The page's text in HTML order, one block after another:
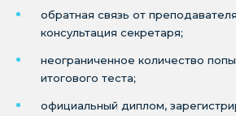
обратная связь от
консультация секретаря;
неограниченное количество
итогового теста;
официальный диплом,